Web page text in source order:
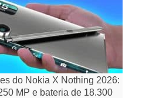
do Nokia X Nothing 2026:
MP e bateria de 18.300